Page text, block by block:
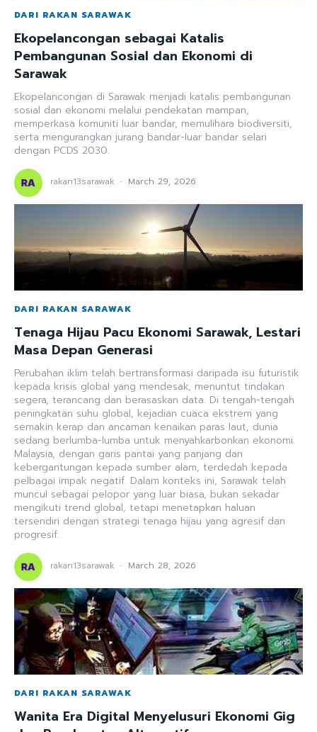
DARI RAKAN SARAWAK
Ekopelancongan sebagai Katalis
Pembangunan Sosial dan Ekonomi di
Sarawak
Ekopelancongan di Sarawak menjadi katalis pembangunan
sosial dan ekonomi melalui pendekatan mampan,
memperkasa komuniti luar bandar, memulihara biodiversiti,
serta mengurangkan jurang bandar-luar bandar selari
dengan PCDS 2030.
rakan13sarawak - March 29, 2026
DARI RAKAN SARAWAK
Tenaga Hijau Pacu Ekonomi Sarawak, Lestari
Masa Depan Generasi
Perubahan iklim telah bertransformasi daripada isu futuristik
kepada krisis global yang mendesak, menuntut tindakan
segera, terancang dan berasaskan data. Di tengah-tengah
peningkatan suhu global, kejadian cuaca ekstrem yang
semakin kerap dan ancaman kenaikan paras laut, dunia
sedang berlumba-lumba untuk menyahkarbonkan ekonomi.
Malaysia, dengan garis pantai yang panjang dan
kebergantungan kepada sumber alam, terdedah kepada
pelbagai impak negatif. Dalam konteks ini, Sarawak telah
muncul sebagai pelopor yang luar biasa, bukan sekadar
mengikuti trend global, tetapi menetapkan haluan
tersendiri dengan strategi tenaga hijau yang agresif dan
progresif.
rakan13sarawak - March 28, 2026
DARI RAKAN SARAWAK
Wanita Era Digital Menyelusuri Ekonomi Gig